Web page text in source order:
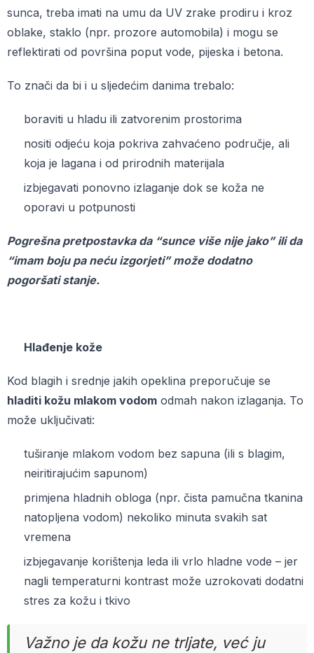
sunca, treba imati na umu da UV zrake prodiru i kroz
oblake, staklo (npr. prozore automobila) i mogu se
reflektirati od površina poput vode, pijeska i betona.
To znači da bi i u sljedećim danima trebalo:
boraviti u hladu ili zatvorenim prostorima
nositi odjeću koja pokriva zahvaćeno područje, ali
koja je lagana i od prirodnih materijala
izbjegavati ponovno izlaganje dok se koža ne
oporavi u potpunosti
Pogrešna pretpostavka da “sunce više nije jako” ili da
“imam boju pa neću izgorjeti” može dodatno
pogoršati stanje.
Hlađenje kože
Kod blagih i srednje jakih opeklina preporučuje se
hladiti kožu mlakom vodom odmah nakon izlaganja. To
može uključivati:
tuširanje mlakom vodom bez sapuna (ili s blagim,
neiritirajućim sapunom)
primjena hladnih obloga (npr. čista pamučna tkanina
natopljena vodom) nekoliko minuta svakih sat
vremena
izbjegavanje korištenja leda ili vrlo hladne vode – jer
nagli temperaturni kontrast može uzrokovati dodatni
stres za kožu i tkivo
Važno je da kožu ne trljate, već ju